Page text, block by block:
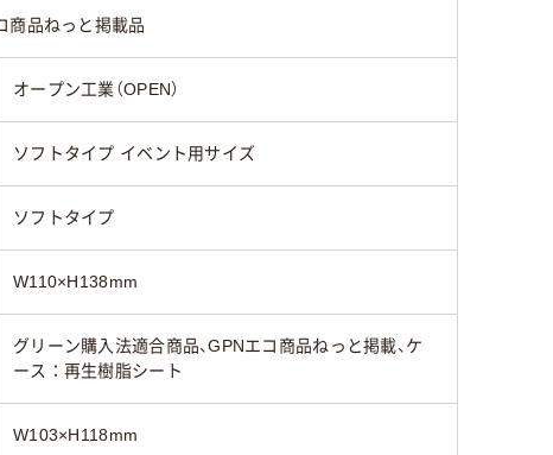
商品ねっと掲載品
オープン工業（OPEN）
ソフトタイプ イベント用サイズ
ソフトタイプ
W110×H138mm
グリーン購入法適合商品、GPNエコ商品ねっと掲載、ケ
ース：再生樹脂シート
W103×H118mm